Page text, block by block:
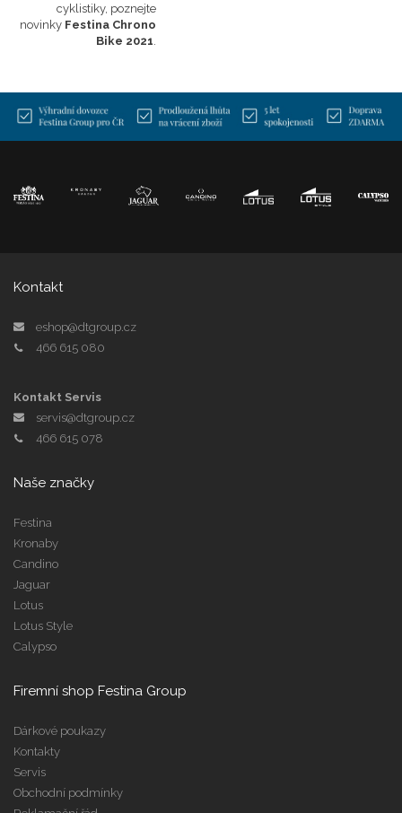
cyklistiky, poznejte
novinky Festina Chrono
Bike 2021
Kontakt
eshop@dtgroup.cz
466 615 080
Kontakt Servis
servis@dtgroup.cz
466 615 078
Naše značky
Festina
Kronaby
Candino
Jaguar
Lotus
Lotus Style
Calypso
Firemní shop Festina Group
Dárkové poukazy
Kontakty
Servis
Obchodní podmínky